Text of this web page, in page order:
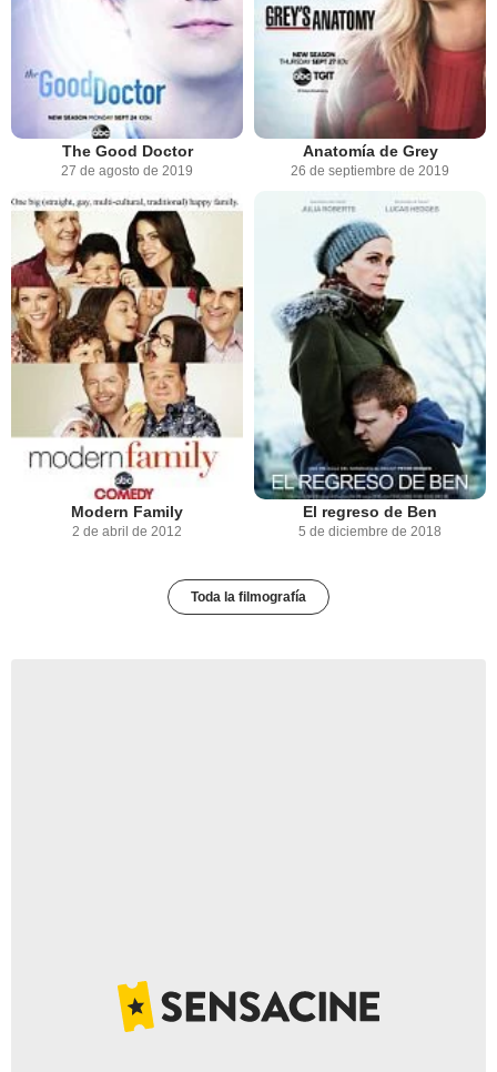
The Good Doctor
27 de agosto de 2019
Anatomía de Grey
26 de septiembre de 2019
Modern Family
2 de abril de 2012
El regreso de Ben
5 de diciembre de 2018
Toda la filmografía